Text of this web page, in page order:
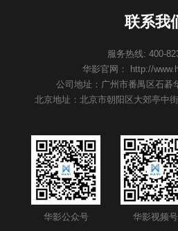
联系我
服务热线: 400-
华影官网： http://
公司地址：广州市番禺区石碁
北京地址：北京市朝阳区大郊亭中
华影公众号 华影视频号